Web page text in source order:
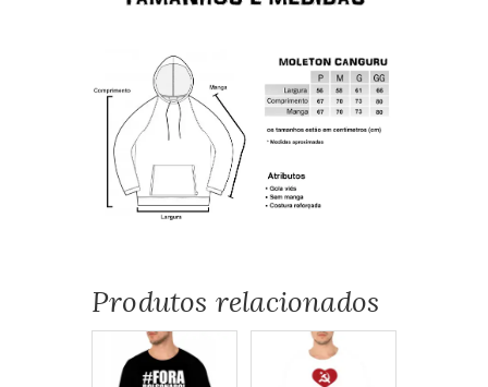
Produtos relacionados